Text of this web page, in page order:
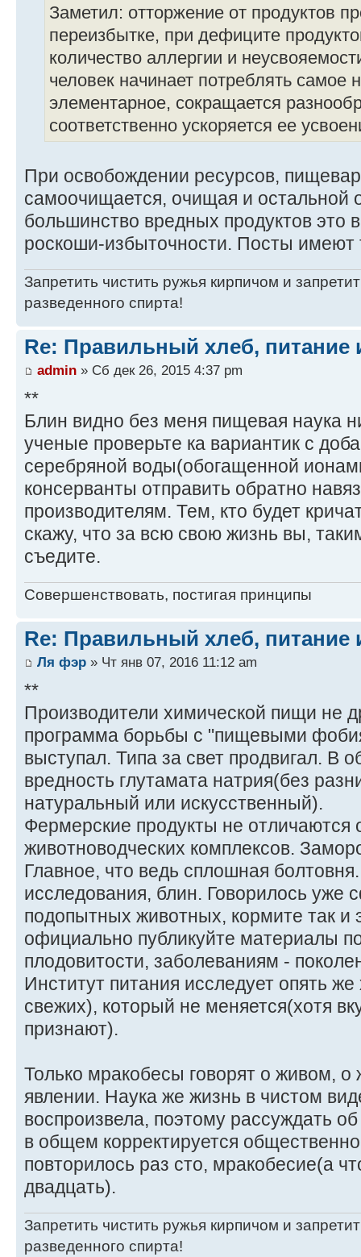
Заметил: отторжение от продуктов
переизбытке, при дефиците
количество аллергии и
человек начинает потреблять самое
элементарное, сокращается
соответственно ускоряется ее
При освобождении ресурсов,
самоочищается, очищая и остальной
большинство вредных продуктов это
роскоши-избыточности. Посты имеют
Запретить чистить ружья кирпичом и
разведенного спирта!
Re: Правильный хлеб, питание
admin » Сб дек 26, 2015 4:37 pm
**
Блин видно без меня пищевая наука
ученые проверьте ка вариантик с
серебряной воды(обогащенной
консерванты отправить обратно
производителям. Тем, кто будет
скажу, что за всю свою жизнь вы,
съедите.
Совершенствовать, постигая принципы
Re: Правильный хлеб, питание
Ля фэр » Чт янв 07, 2016 11:12 am
**
Производители химической пищи не
программа борьбы с "пищевыми
выступал. Типа за свет продвигал. В
вредность глутамата натрия(без
натуральный или искусственный).
Фермерские продукты не отличаются
животноводческих комплексов.
Главное, что ведь сплошная
исследования, блин. Говорилось уже
подопытных животных, кормите так и
официально публикуйте материалы
плодовитости, заболеваниям -
Институт питания исследует опять
свежих), который не меняется(хотя
признают).
Только мракобесы говорят о живом, о
явлении. Наука же жизнь в чистом
воспроизвела, поэтому рассуждать
в общем корректируется
повторилось раз сто, мракобесие(а
двадцать).
Запретить чистить ружья кирпичом и
разведенного спирта!